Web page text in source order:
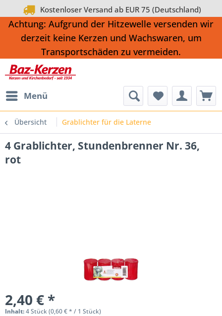
Kostenloser Versand ab EUR 75 (Deutschland)
Achtung: Aufgrund der Hitzewelle versenden wir
derzeit keine Kerzen und Wachswaren, um
Transportschäden zu vermeiden.
Menü
Übersicht Grablichter für die Laterne
4 Grablichter, Stundenbrenner Nr. 36,
rot
2,40 € *
Inhalt:4 Stück (0,60 € * / 1 Stück)